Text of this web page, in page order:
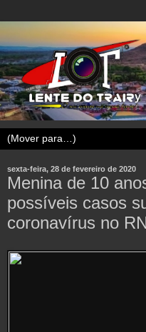
sexta-feira, 28 de fevereiro de 2020
Menina de 10
possíveis casos
coronavírus no